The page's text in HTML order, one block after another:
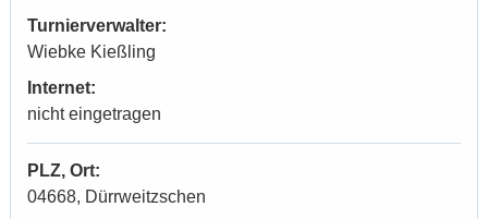
Turnierverwalter:
Wiebke Kießling
Internet:
nicht eingetragen
PLZ, Ort:
04668, Dürrweitzschen